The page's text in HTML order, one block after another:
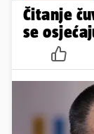
Čitanje
se